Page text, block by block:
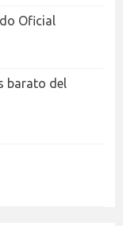
Oficial
barato del